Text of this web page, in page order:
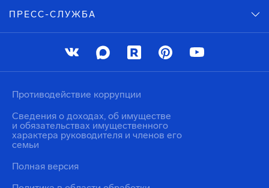
ПРЕСС-СЛУЖБА
Противодействие коррупции
Сведения о доходах, об имуществе
и обязательствах имущественного
характера руководителя и членов его
семьи
Полная версия